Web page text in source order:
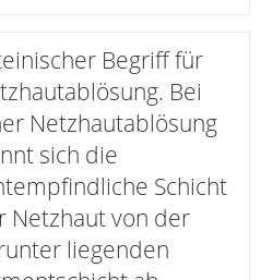
Begriff für
Bei
Netzhautablösung
sich die
Schicht
Netzhaut von der
liegenden